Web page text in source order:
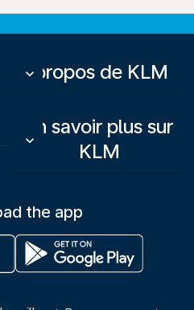
À propos de KLM
keyboard_arrow_down
En savoir plus sur
KLM
keyboard_arrow_down
the app